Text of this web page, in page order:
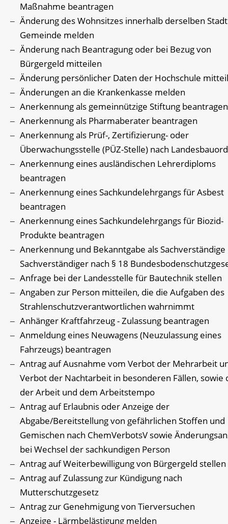
Maßnahme beantragen
Änderung des Wohnsitzes innerhalb derselben
Gemeinde melden
Änderung nach Beantragung oder bei Bezug von
Bürgergeld mitteilen
Änderung persönlicher Daten der Hochschule
Änderungen an die Krankenkasse melden
Anerkennung als gemeinnützige Stiftung beantragen
Anerkennung als Pharmaberater beantragen
Anerkennung als Prüf-, Zertifizierung- oder
Überwachungsstelle (PÜZ-Stelle) nach
Anerkennung eines ausländischen Lehrerdiploms
beantragen
Anerkennung eines Sachkundelehrgangs für Asbest
beantragen
Anerkennung eines Sachkundelehrgangs für Biozid-
Produkte beantragen
Anerkennung und Bekanntgabe als
Sachverständiger nach § 18
Anfrage bei der Landesstelle für Bautechnik stellen
Angaben zur Person mitteilen, die die Aufgaben des
Strahlenschutzverantwortlichen wahrnimmt
Anhänger Kraftfahrzeug - Zulassung beantragen
Anmeldung eines Neuwagens (Neuzulassung eines
Fahrzeugs) beantragen
Antrag auf Ausnahme vom Verbot der Mehrarbeit
Verbot der Nachtarbeit in besonderen Fällen, sowie
der Arbeit und dem Arbeitstempo
Antrag auf Erlaubnis oder Anzeige der
Abgabe/Bereitstellung von gefährlichen Stoffen und
Gemischen nach ChemVerbotsV sowie
bei Wechsel der sachkundigen Person
Antrag auf Weiterbewilligung von Bürgergeld stellen
Antrag auf Zulassung zur Kündigung nach
Mutterschutzgesetz
Antrag zur Genehmigung von Tierversuchen
Anzeige - Lärmbelästigung melden